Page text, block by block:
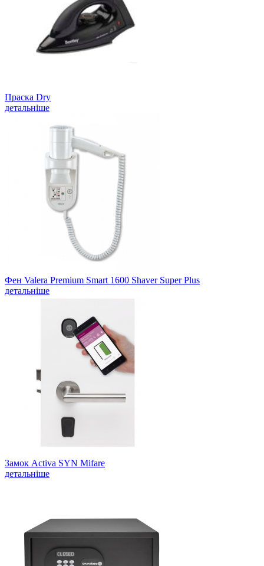
Праска Dry
детальніше
Фен Valera Premium Smart 1600 Shaver Super Plus
детальніше
Замок Activa SYN Mifare
детальніше